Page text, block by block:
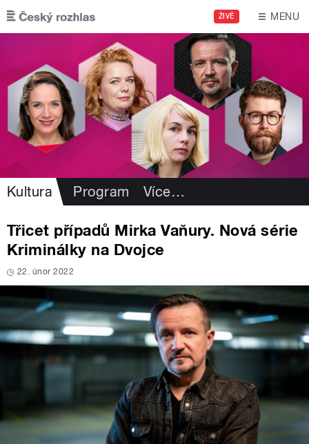
Přejít k hlavnímu obsahu
ŽIVĚ MENU
Kultura Program Více…
Třicet případů Mirka Vaňury. Nová série
Kriminálky na Dvojce
22. únor 2022